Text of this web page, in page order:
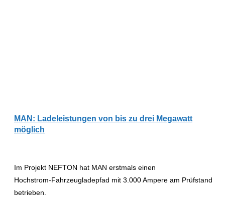
MAN: Ladeleistungen von bis zu drei Megawatt
möglich
Im Projekt NEFTON hat MAN erstmals einen
Hochstrom‑Fahrzeugladepfad mit 3.000 Ampere am Prüfstand
betrieben.